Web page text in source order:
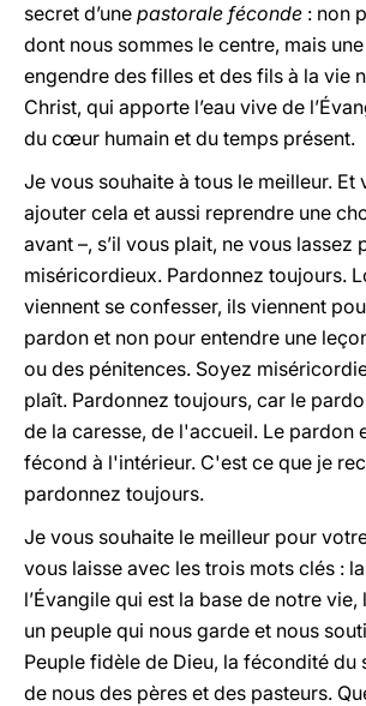
secret d’une pastorale féconde : non
dont nous sommes le centre, mais
engendre des filles et des fils à la vie
Christ, qui apporte l’eau vive de
du cœur humain et du temps présent.
Je vous souhaite à tous le meilleur. Et
ajouter cela et aussi reprendre une
avant –, s’il vous plait, ne vous lassez
miséricordieux. Pardonnez toujours.
viennent se confesser, ils viennent
pardon et non pour entendre une
ou des pénitences. Soyez
plaît. Pardonnez toujours, car le
de la caresse, de l'accueil. Le pardon
fécond à l'intérieur. C'est ce que je
pardonnez toujours.
Je vous souhaite le meilleur pour
vous laisse avec les trois mots clés :
l’Évangile qui est la base de notre vie,
un peuple qui nous garde et nous
Peuple fidèle de Dieu, la fécondité du
de nous des pères et des pasteurs.